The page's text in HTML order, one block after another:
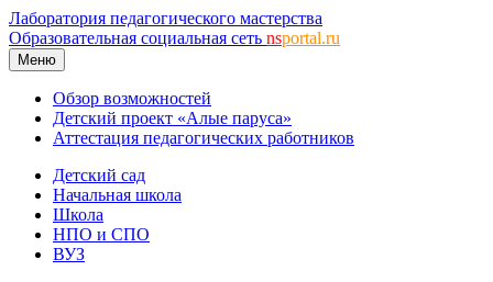
Лаборатория педагогического мастерства
Образовательная социальная сеть nsportal.ru
Меню
Обзор возможностей
Детский проект «Алые паруса»
Аттестация педагогических работников
Детский сад
Начальная школа
Школа
НПО и СПО
ВУЗ